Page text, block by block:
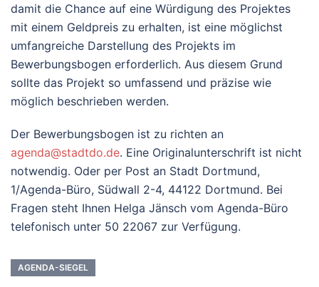
damit die Chance auf eine Würdigung des Projektes
mit einem Geldpreis zu erhalten, ist eine möglichst
umfangreiche Darstellung des Projekts im
Bewerbungsbogen erforderlich. Aus diesem Grund
sollte das Projekt so umfassend und präzise wie
möglich beschrieben werden.
Der Bewerbungsbogen ist zu richten an
agenda@stadtdo.de. Eine Originalunterschrift ist nicht
notwendig. Oder per Post an Stadt Dortmund,
1/Agenda-Büro, Südwall 2-4, 44122 Dortmund. Bei
Fragen steht Ihnen Helga Jänsch vom Agenda-Büro
telefonisch unter 50 22067 zur Verfügung.
AGENDA-SIEGEL